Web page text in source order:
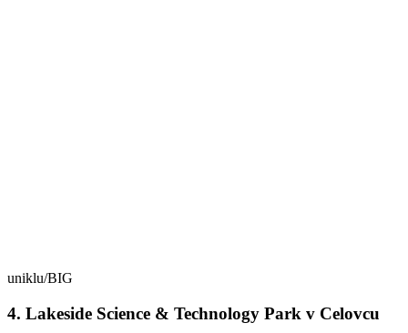
uniklu/BIG
4. Lakeside Science & Technology Park v Celovcu